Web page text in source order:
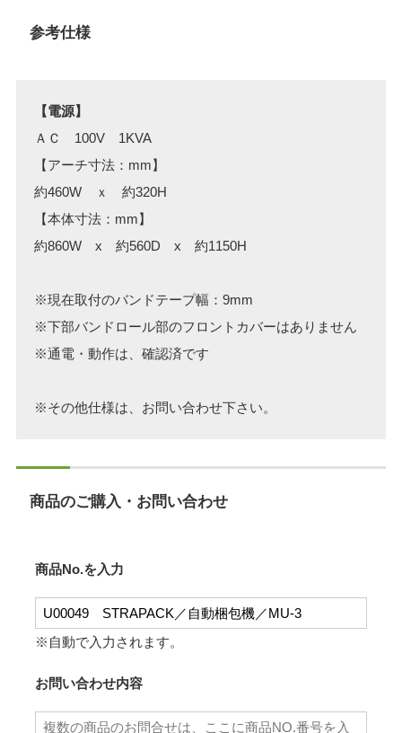
参考仕様
【電源】
ＡＣ 100V 1KVA
【アーチ寸法：mm】
約460W ｘ 約320H
【本体寸法：mm】
約860W x 約560D x 約1150H
※現在取付のバンドテープ幅：9mm
※下部バンドロール部のフロントカバーはありません
※通電・動作は、確認済です
※その他仕様は、お問い合わせ下さい。
商品のご購入・お問い合わせ
商品No.を入力
※自動で入力されます。
お問い合わせ内容